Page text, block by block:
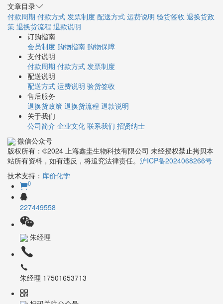
文章目录
付款周期 付款方式 发票制度 配送方式 运费说明 验货签收 退换货政
策 退换货流程 退款说明
订购指南
会员制度 购物指南 购物保障
支付说明
付款周期 付款方式 发票制度
配送说明
配送方式 运费说明 验货签收
售后服务
退换货政策 退换货流程 退款说明
关于我们
公司简介 企业文化 联系我们 招贤纳士
微信公众号
版权所有：©2024 上海鑫圭生物科技有限公司 未经授权禁止拷贝本
站所有资料，如有违反，将追究法律责任。 沪ICP备2024068266号
技术支持： 库价化学
0
227449558
朱经理
朱经理 17501653713